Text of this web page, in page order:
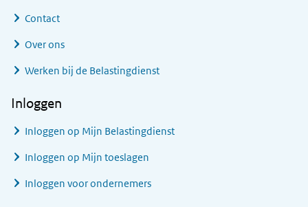
Contact
Over ons
Werken bij de Belastingdienst
Inloggen
Inloggen op Mijn Belastingdienst
Inloggen op Mijn toeslagen
Inloggen voor ondernemers